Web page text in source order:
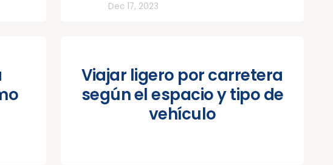
Dec 17, 2023
Viajar ligero por carretera
según el espacio y tipo de
vehículo